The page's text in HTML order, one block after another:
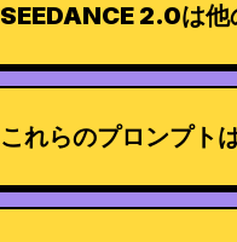
SEEDANCE 2.0は他
これらのプロンプト